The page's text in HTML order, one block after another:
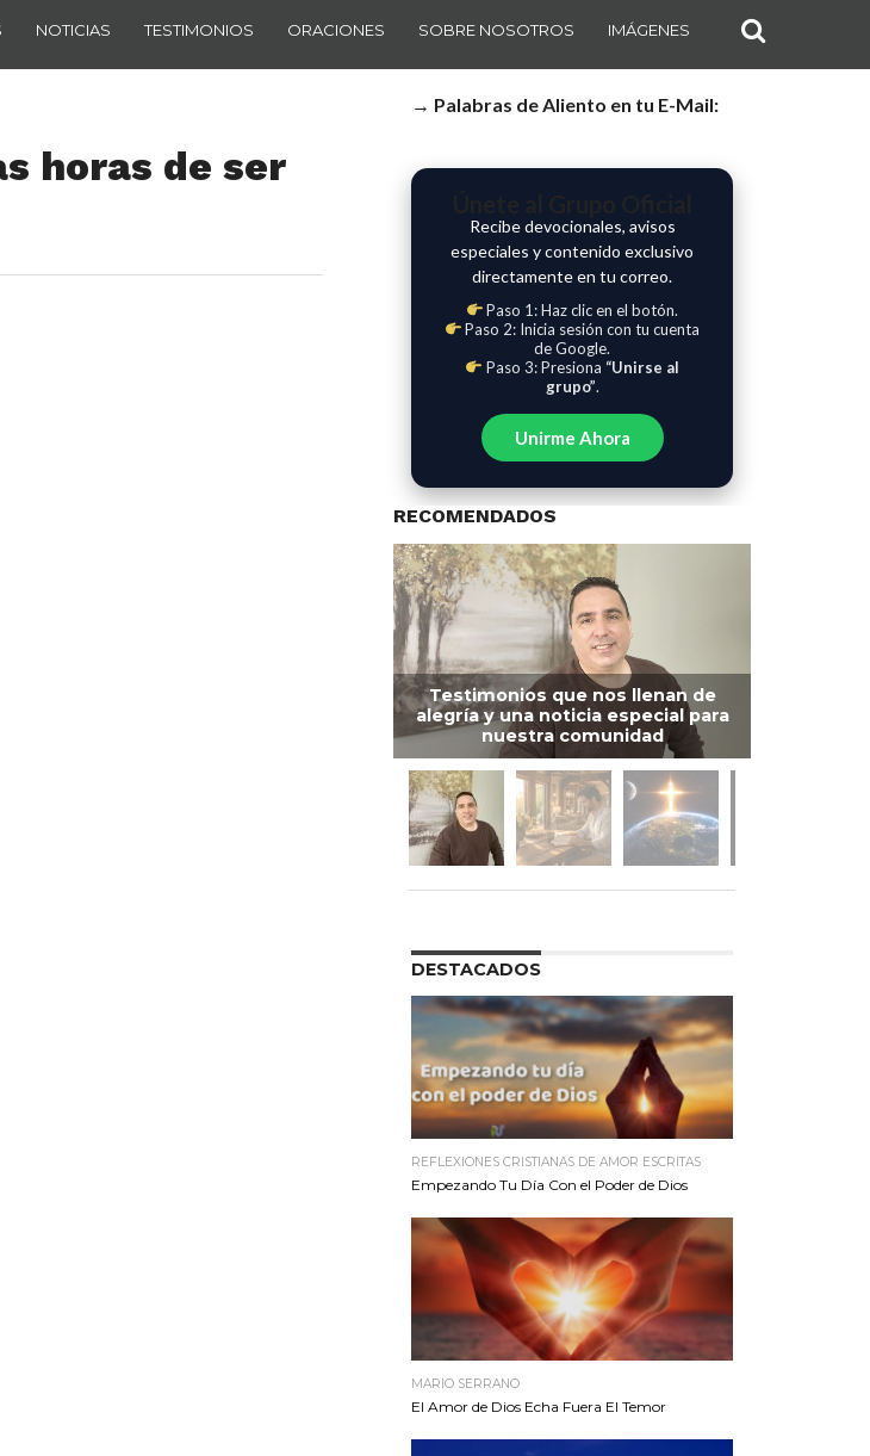
NOTICIAS TESTIMONIOS ORACIONES SOBRE NOSOTROS IMÁGENES
horas de ser
→ Palabras de Aliento en tu E-Mail:
Recibe devocionales, avisos
especiales y contenido exclusivo
directamente en tu correo.
Paso 1: Haz clic en el botón.
Paso 2: Inicia sesión con tu cuenta
de Google.
Paso 3: Presiona “Unirse al
grupo”.
Unirme Ahora
RECOMENDADOS
Testimonios que nos llenan de
alegría y una noticia especial para
nuestra comunidad
DESTACADOS
REFLEXIONES CRISTIANAS DE AMOR ESCRITAS
Empezando Tu Día Con el Poder de Dios
MARIO SERRANO
El Amor de Dios Echa Fuera El Temor